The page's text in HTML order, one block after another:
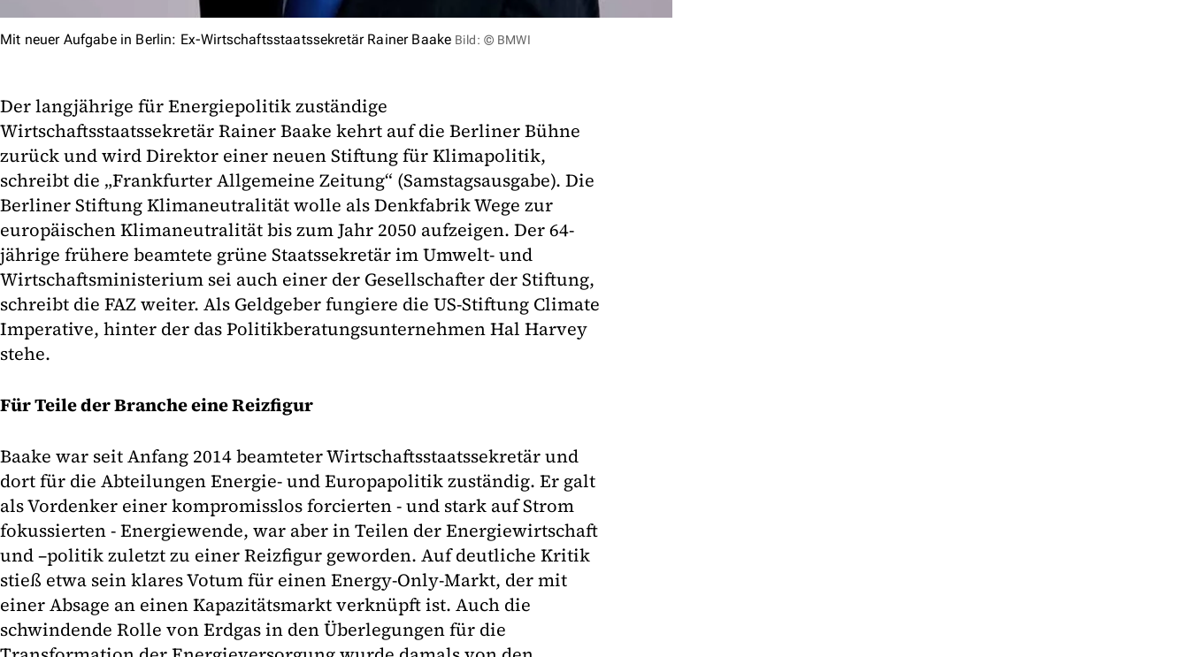
Mit neuer Aufgabe in Berlin: Ex-Wirtschaftsstaatssekretär Rainer Baake Bild: © BMWI
Der langjährige für Energiepolitik zuständige
Wirtschaftsstaatssekretär Rainer Baake kehrt auf die Berliner Bühne
zurück und wird Direktor einer neuen Stiftung für Klimapolitik,
schreibt die „Frankfurter Allgemeine Zeitung“ (Samstagsausgabe). Die
Berliner Stiftung Klimaneutralität wolle als Denkfabrik Wege zur
europäischen Klimaneutralität bis zum Jahr 2050 aufzeigen. Der 64-
jährige frühere beamtete grüne Staatssekretär im Umwelt- und
Wirtschaftsministerium sei auch einer der Gesellschafter der Stiftung,
schreibt die FAZ weiter. Als Geldgeber fungiere die US-Stiftung Climate
Imperative, hinter der das Politikberatungsunternehmen Hal Harvey
stehe.
Für Teile der Branche eine Reizfigur
Baake war seit Anfang 2014 beamteter Wirtschaftsstaatssekretär und
dort für die Abteilungen Energie- und Europapolitik zuständig. Er galt
als Vordenker einer kompromisslos forcierten - und stark auf Strom
fokussierten - Energiewende, war aber in Teilen der Energiewirtschaft
und –politik zuletzt zu einer Reizfigur geworden. Auf deutliche Kritik
stieß etwa sein klares Votum für einen Energy-Only-Markt, der mit
einer Absage an einen Kapazitätsmarkt verknüpft ist. Auch die
schwindende Rolle von Erdgas in den Überlegungen für die